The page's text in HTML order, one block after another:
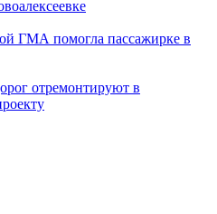
ГМА помогла пассажирке в
отремонтируют в